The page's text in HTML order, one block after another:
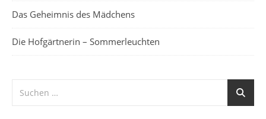
Das Geheimnis des Mädchens
Die Hofgärtnerin – Sommerleuchten